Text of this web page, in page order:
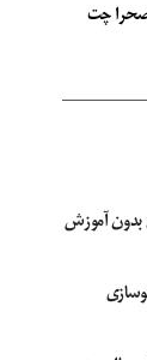
صحرا چت
آموزش